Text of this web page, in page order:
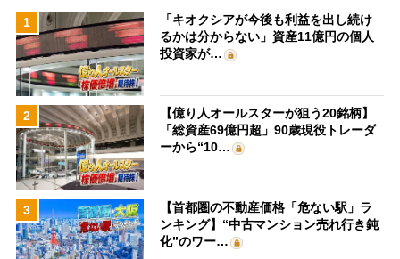
1
「キオクシアが今後も利益を出し続け
るかは分からない」資産11億円の個人
投資家が…
2
【億り人オールスターが狙う20銘柄】
「総資産69億円超」90歳現役トレーダ
ーから“10…
3
【首都圏の不動産価格「危ない駅」ラ
ンキング】“中古マンション売れ行き鈍
化”のワー…